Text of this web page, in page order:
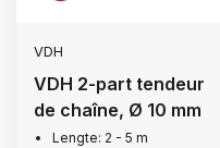
VDH
VDH 2-part tendeur
de chaîne, Ø 10 mm
Lengte: 2 - 5 m